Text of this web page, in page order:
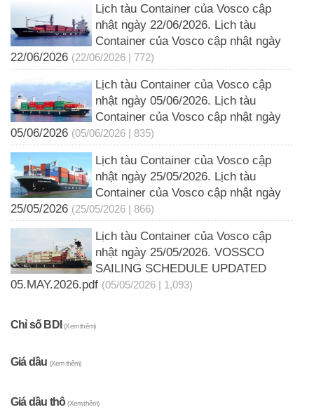
Lịch tàu Container của Vosco cập
nhật ngày 22/06/2026. Lịch tàu
Container của Vosco cập nhật ngày
22/06/2026 (22/06/2026 | 772)
Lịch tàu Container của Vosco cập
nhật ngày 05/06/2026. Lịch tàu
Container của Vosco cập nhật ngày
05/06/2026 (05/06/2026 | 835)
Lịch tàu Container của Vosco cập
nhật ngày 25/05/2026. Lịch tàu
Container của Vosco cập nhật ngày
25/05/2026 (25/05/2026 | 866)
Lịch tàu Container của Vosco cập
nhật ngày 25/05/2026. VOSSCO
SAILING SCHEDULE UPDATED
05.MAY.2026.pdf (05/05/2026 | 1,093)
Chỉ số BDI(Xem thêm)
Giá dầu (Xem thêm)
Giá dầu thô(Xem thêm)